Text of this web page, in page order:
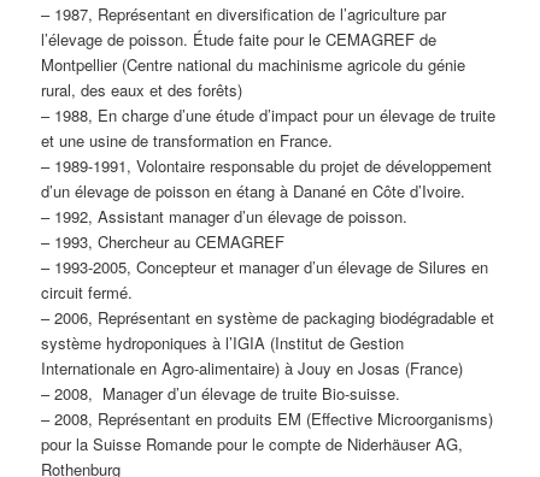
– 1987, Représentant en diversification de l’agriculture par
l’élevage de poisson. Étude faite pour le CEMAGREF de
Montpellier (Centre national du machinisme agricole du génie
rural, des eaux et des forêts)
– 1988, En charge d’une étude d’impact pour un élevage de truite
et une usine de transformation en France.
– 1989-1991, Volontaire responsable du projet de développement
d’un élevage de poisson en étang à Danané en Côte d’Ivoire.
– 1992, Assistant manager d’un élevage de poisson.
– 1993, Chercheur au CEMAGREF
– 1993-2005, Concepteur et manager d’un élevage de Silures en
circuit fermé.
– 2006, Représentant en système de packaging biodégradable et
système hydroponiques à l’IGIA (Institut de Gestion
Internationale en Agro-alimentaire) à Jouy en Josas (France)
– 2008, Manager d’un élevage de truite Bio-suisse.
– 2008, Représentant en produits EM (Effective Microorganisms)
pour la Suisse Romande pour le compte de Niderhäuser AG,
Rothenburg